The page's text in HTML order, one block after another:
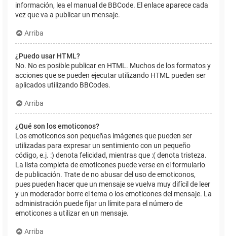
información, lea el manual de BBCode. El enlace aparece cada
vez que va a publicar un mensaje.
Arriba
¿Puedo usar HTML?
No. No es posible publicar en HTML. Muchos de los formatos y
acciones que se pueden ejecutar utilizando HTML pueden ser
aplicados utilizando BBCodes.
Arriba
¿Qué son los emoticonos?
Los emoticonos son pequeñas imágenes que pueden ser
utilizadas para expresar un sentimiento con un pequeño
código, e.j. :) denota felicidad, mientras que :( denota tristeza.
La lista completa de emoticones puede verse en el formulario
de publicación. Trate de no abusar del uso de emoticonos,
pues pueden hacer que un mensaje se vuelva muy difícil de leer
y un moderador borre el tema o los emoticones del mensaje. La
administración puede fijar un límite para el número de
emoticones a utilizar en un mensaje.
Arriba